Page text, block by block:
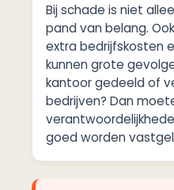
Bij schade is niet
pand van belang.
extra bedrijfskosten
kunnen grote
kantoor gedeeld of
bedrijven? Dan
goed worden